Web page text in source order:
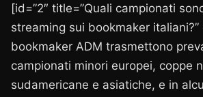
[id=”2″ title=”Quali campionati
streaming sui bookmaker italiani?”
bookmaker ADM trasmettono
campionati minori europei, coppe
sudamericane e asiatiche, e in